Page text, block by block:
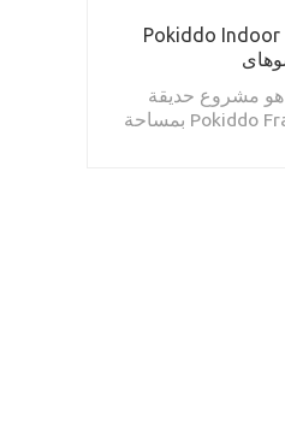
حديقة الترامبولين Pokiddo Indoor
Zhuhai Pokiddo هو مشروع حديقة
ترامبولين Pokiddo Franchise بمساحة